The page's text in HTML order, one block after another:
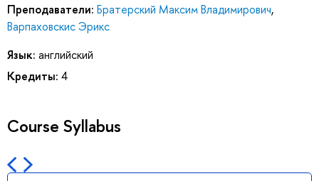
Преподаватели: Братерский Максим Владимирович,
Варпаховскис Эрикс
Язык: английский
Кредиты: 4
Course Syllabus